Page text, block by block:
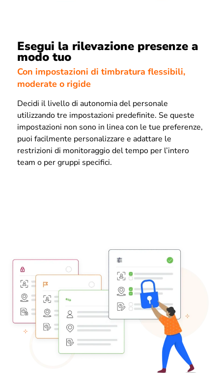
Esegui la rilevazione presenze a
modo tuo
Con impostazioni di timbratura flessibili,
moderate o rigide
Decidi il livello di autonomia del personale
utilizzando tre impostazioni predefinite. Se queste
impostazioni non sono in linea con le tue preferenze,
puoi facilmente personalizzare e adattare le
restrizioni di monitoraggio del tempo per l’intero
team o per gruppi specifici.